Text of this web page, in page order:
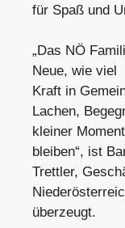
für Spaß und
„Das NÖ
Neue, wie viel
Kraft in
Lachen,
kleiner
bleiben“, ist
Trettler,
überzeugt.